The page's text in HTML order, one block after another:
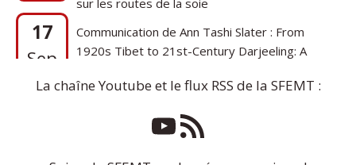
17
Sep
Communication de Ann Tashi Slater : From
1920s Tibet to 21st-Century Darjeeling: A
Tibetan Family History
La chaîne Youtube et le flux RSS de la SFEMT :